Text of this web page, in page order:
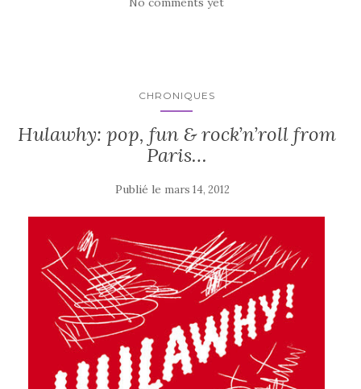
CHRONIQUES
Hulawhy: pop, fun & rock’n’roll from
Paris…
Publié le mars 14, 2012